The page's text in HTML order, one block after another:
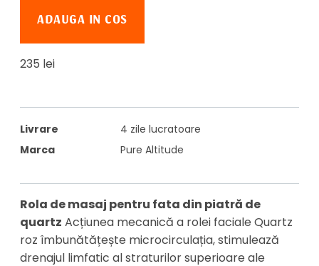
ADAUGA IN COS
235 lei
Livrare
4 zile lucratoare
Marca
Pure Altitude
Rola de masaj pentru fata din piatră de
quartz Acțiunea mecanică a rolei faciale Quartz
roz îmbunătățește microcirculația, stimulează
drenajul limfatic al straturilor superioare ale